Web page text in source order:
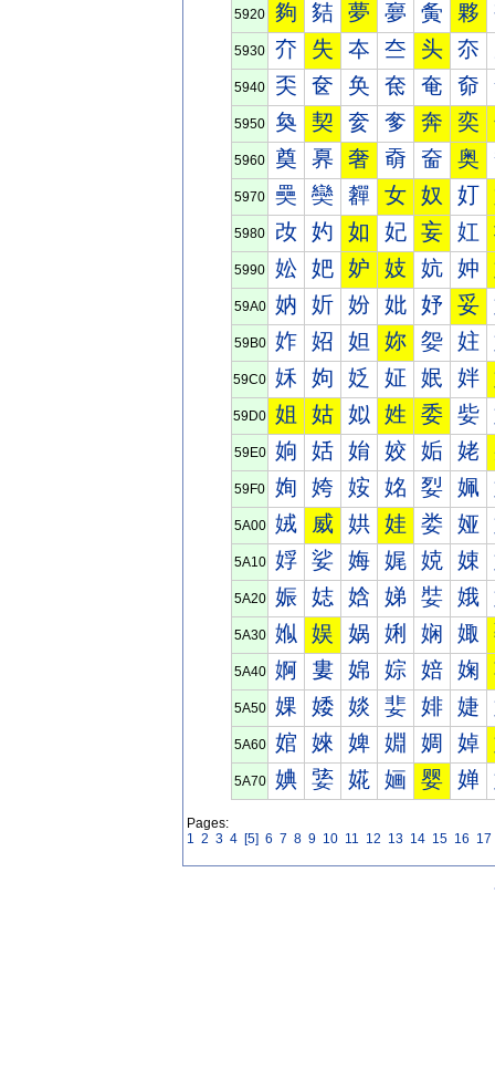
5920 夠 夡 夢 夣 夤 夥
5930 夰 失 夲 夳 头 夵
5940 奀 奁 奂 奃 奄 奅
5950 奐 契 奒 奓 奔 奕
5960 奠 奡 奢 奣 奤 奥
5970 奰 奱 奲 女 奴 奵
5980 妀 妁 如 妃 妄 妅
5990 妐 妑 妒 妓 妔 妕
59A0 妠 妡 妢 妣 妤 妥
59B0 妰 妱 妲 妳 妴 妵
59C0 姀 姁 姂 姃 姄 姅
59D0 姐 姑 姒 姓 委 姕
59E0 姠 姡 姢 姣 姤 姥
59F0 姰 姱 姲 姳 姴 姵
5A00 娀 威 娂 娃 娄 娅
5A10 娐 娑 娒 娓 娔 娕
5A20 娠 娡 娢 娣 娤 娥
5A30 娰 娱 娲 娳 娴 娵
5A40 婀 婁 婂 婃 婄 婅
5A50 婐 婑 婒 婓 婔 婕
5A60 婠 婡 婢 婣 婤 婥
5A70 婰 婱 婲 婳 婴 婵
Pages:
1 2 3 4 [5] 6 7 8 9 10 11 12 13 14 15 16 17